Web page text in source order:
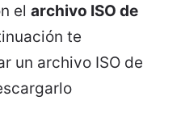
el archivo ISO de
te
un archivo ISO de